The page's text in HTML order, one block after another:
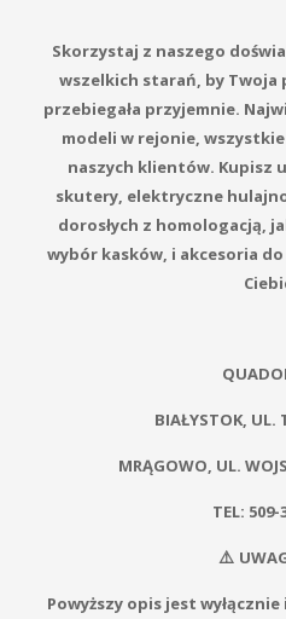
Skorzystaj z naszego
wszelkich starań, by
przebiegała przyjemnie.
modeli w rejonie,
naszych klientów. Kupisz
skutery, elektryczne
dorosłych z homologacją,
wybór kasków, i akcesoria
BIAŁYSTOK, UL.
MRĄGOWO, UL.
TEL: 509-
⚠️
Powyższy opis jest